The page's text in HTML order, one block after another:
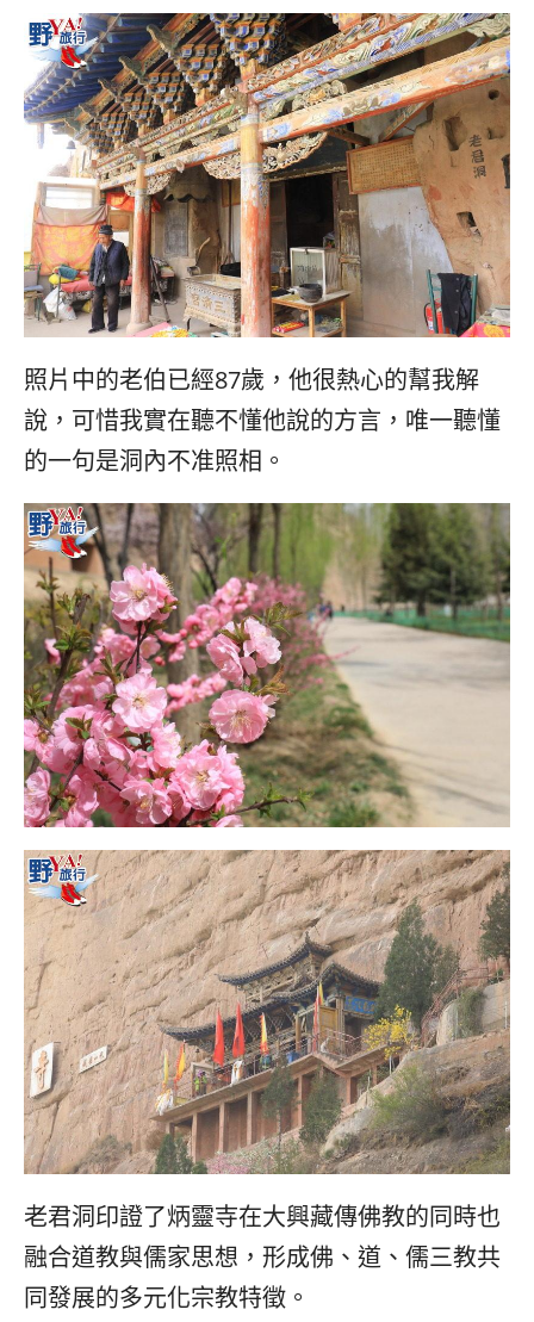
照片中的老伯已經87歲，他很熱心的幫我解
說，可惜我實在聽不懂他說的方言，唯一聽懂
的一句是洞內不准照相。
老君洞印證了炳靈寺在大興藏傳佛教的同時也
融合道教與儒家思想，形成佛、道、儒三教共
同發展的多元化宗教特徵。